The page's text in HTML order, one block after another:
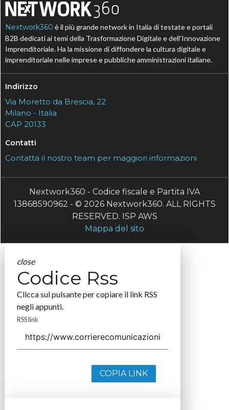
Nextwork360 è il più grande network in Italia di testate e portali
B2B dedicati ai temi della Trasformazione Digitale e dell’Innovazione
Imprenditoriale. Ha la missione di diffondere la cultura digitale e
imprenditoriale nelle imprese e pubbliche amministrazioni italiane.
Indirizzo
Via Moretto da Brescia, 22
Milano - Italia
CAP 20133
Contatti
Contatta il nostro team per maggiori informazioni
Nextwork360 - Codice fiscale e Partita IVA
13868590962 - © 2026 Nextwork360. ALL RIGHTS
RESERVED. ISP AWS
Mappa del sito
close
Codice Rss
Clicca sul pulsante per copiare il link RSS
negli appunti.
RSS link
COPIA LINK